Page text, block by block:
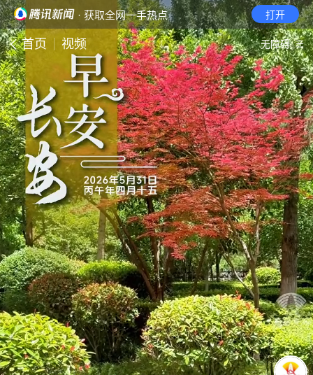
· 获取全网一手热点 打开
首页 视频 无障碍